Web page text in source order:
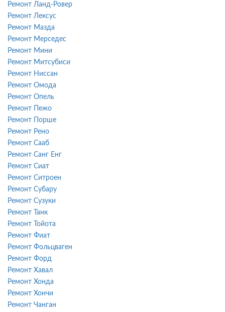
Ремонт Ланд-Ровер
Ремонт Лексус
Ремонт Мазда
Ремонт Мерседес
Ремонт Мини
Ремонт Митсубиси
Ремонт Ниссан
Ремонт Омода
Ремонт Опель
Ремонт Пежо
Ремонт Порше
Ремонт Рено
Ремонт Сааб
Ремонт Санг Енг
Ремонт Сиат
Ремонт Ситроен
Ремонт Субару
Ремонт Сузуки
Ремонт Танк
Ремонт Тойота
Ремонт Фиат
Ремонт Фольцваген
Ремонт Форд
Ремонт Хавал
Ремонт Хонда
Ремонт Хончи
Ремонт Чанган